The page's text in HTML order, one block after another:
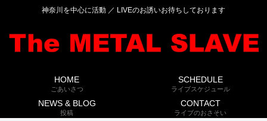
神奈川を中心に活動 ／ LIVEのお誘いお待ちしております
HOME
ごあいさつ
SCHEDULE
ライブスケジュール
NEWS & BLOG
投稿
CONTACT
ライブのおさそい